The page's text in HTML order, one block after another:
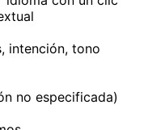
intención, tono
no especificada)